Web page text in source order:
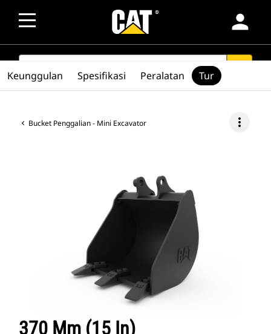
person
SEARCH
Bucket Penggalian - Mini Excavator more_vert
370 Mm (15 In)
Keunggulan Spesifikasi Peralatan Tur